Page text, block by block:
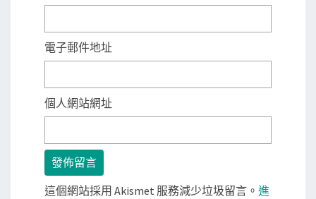
電子郵件地址
個人網站網址
這個網站採用 Akismet 服務減少垃圾留言。 進